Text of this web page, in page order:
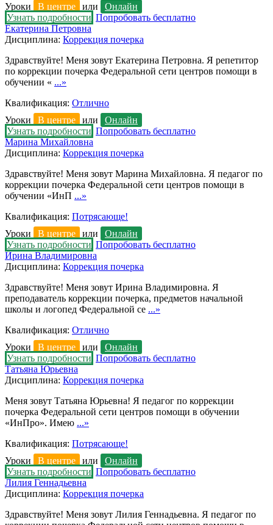
Уроки
В центре или
Онлайн
Узнать подробности Попробовать бесплатно
Екатерина Петровна
Дисциплина: Коррекция почерка
Здравствуйте! Меня зовут Екатерина Петровна. Я репетитор
по коррекции почерка Федеральной сети центров помощи в
обучении « ...»
Квалификация: Отлично
Уроки
В центре или
Онлайн
Узнать подробности Попробовать бесплатно
Марина Михайловна
Дисциплина: Коррекция почерка
Здравствуйте! Меня зовут Марина Михайловна. Я педагог по
коррекции почерка Федеральной сети центров помощи в
обучении «ИнП ...»
Квалификация: Потрясающе!
Уроки
В центре или
Онлайн
Узнать подробности Попробовать бесплатно
Ирина Владимировна
Дисциплина: Коррекция почерка
Здравствуйте! Меня зовут Ирина Владимировна. Я
преподаватель коррекции почерка, предметов начальной
школы и логопед Федеральной се ...»
Квалификация: Отлично
Уроки
В центре или
Онлайн
Узнать подробности Попробовать бесплатно
Татьяна Юрьевна
Дисциплина: Коррекция почерка
Меня зовут Татьяна Юрьевна! Я педагог по коррекции
почерка Федеральной сети центров помощи в обучении
«ИнПро». Имею ...»
Квалификация: Потрясающе!
Уроки
В центре или
Онлайн
Узнать подробности Попробовать бесплатно
Лилия Геннадьевна
Дисциплина: Коррекция почерка
Здравствуйте! Меня зовут Лилия Геннадьевна. Я педагог по